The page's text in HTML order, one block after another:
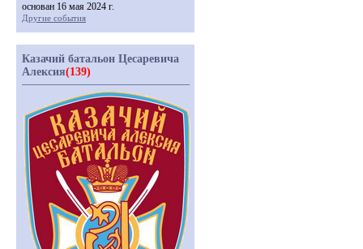
основан 16 мая 2024 г.
Другие события
Казачий батальон Цесаревича
Алексия(139)